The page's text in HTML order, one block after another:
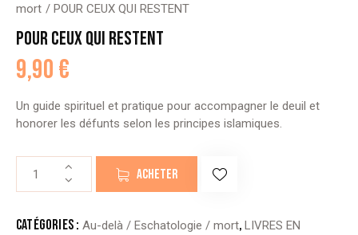
mort
POUR CEUX QUI RESTENT
POUR CEUX QUI RESTENT
9,90€
Un guide spirituel et pratique pour accompagner le deuil et
honorer les défunts selon les principes islamiques.
CEUX
ACHETER
Catégories : Au-delà / Eschatologie / mort,LIVRES EN